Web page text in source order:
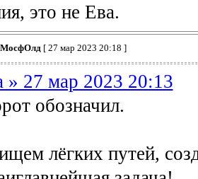
это не Ева.
МосфОлд[ 27 мар 2023 20:18 ]
» 27 мар 2023 20:13
обозначил.
лёгких путей,